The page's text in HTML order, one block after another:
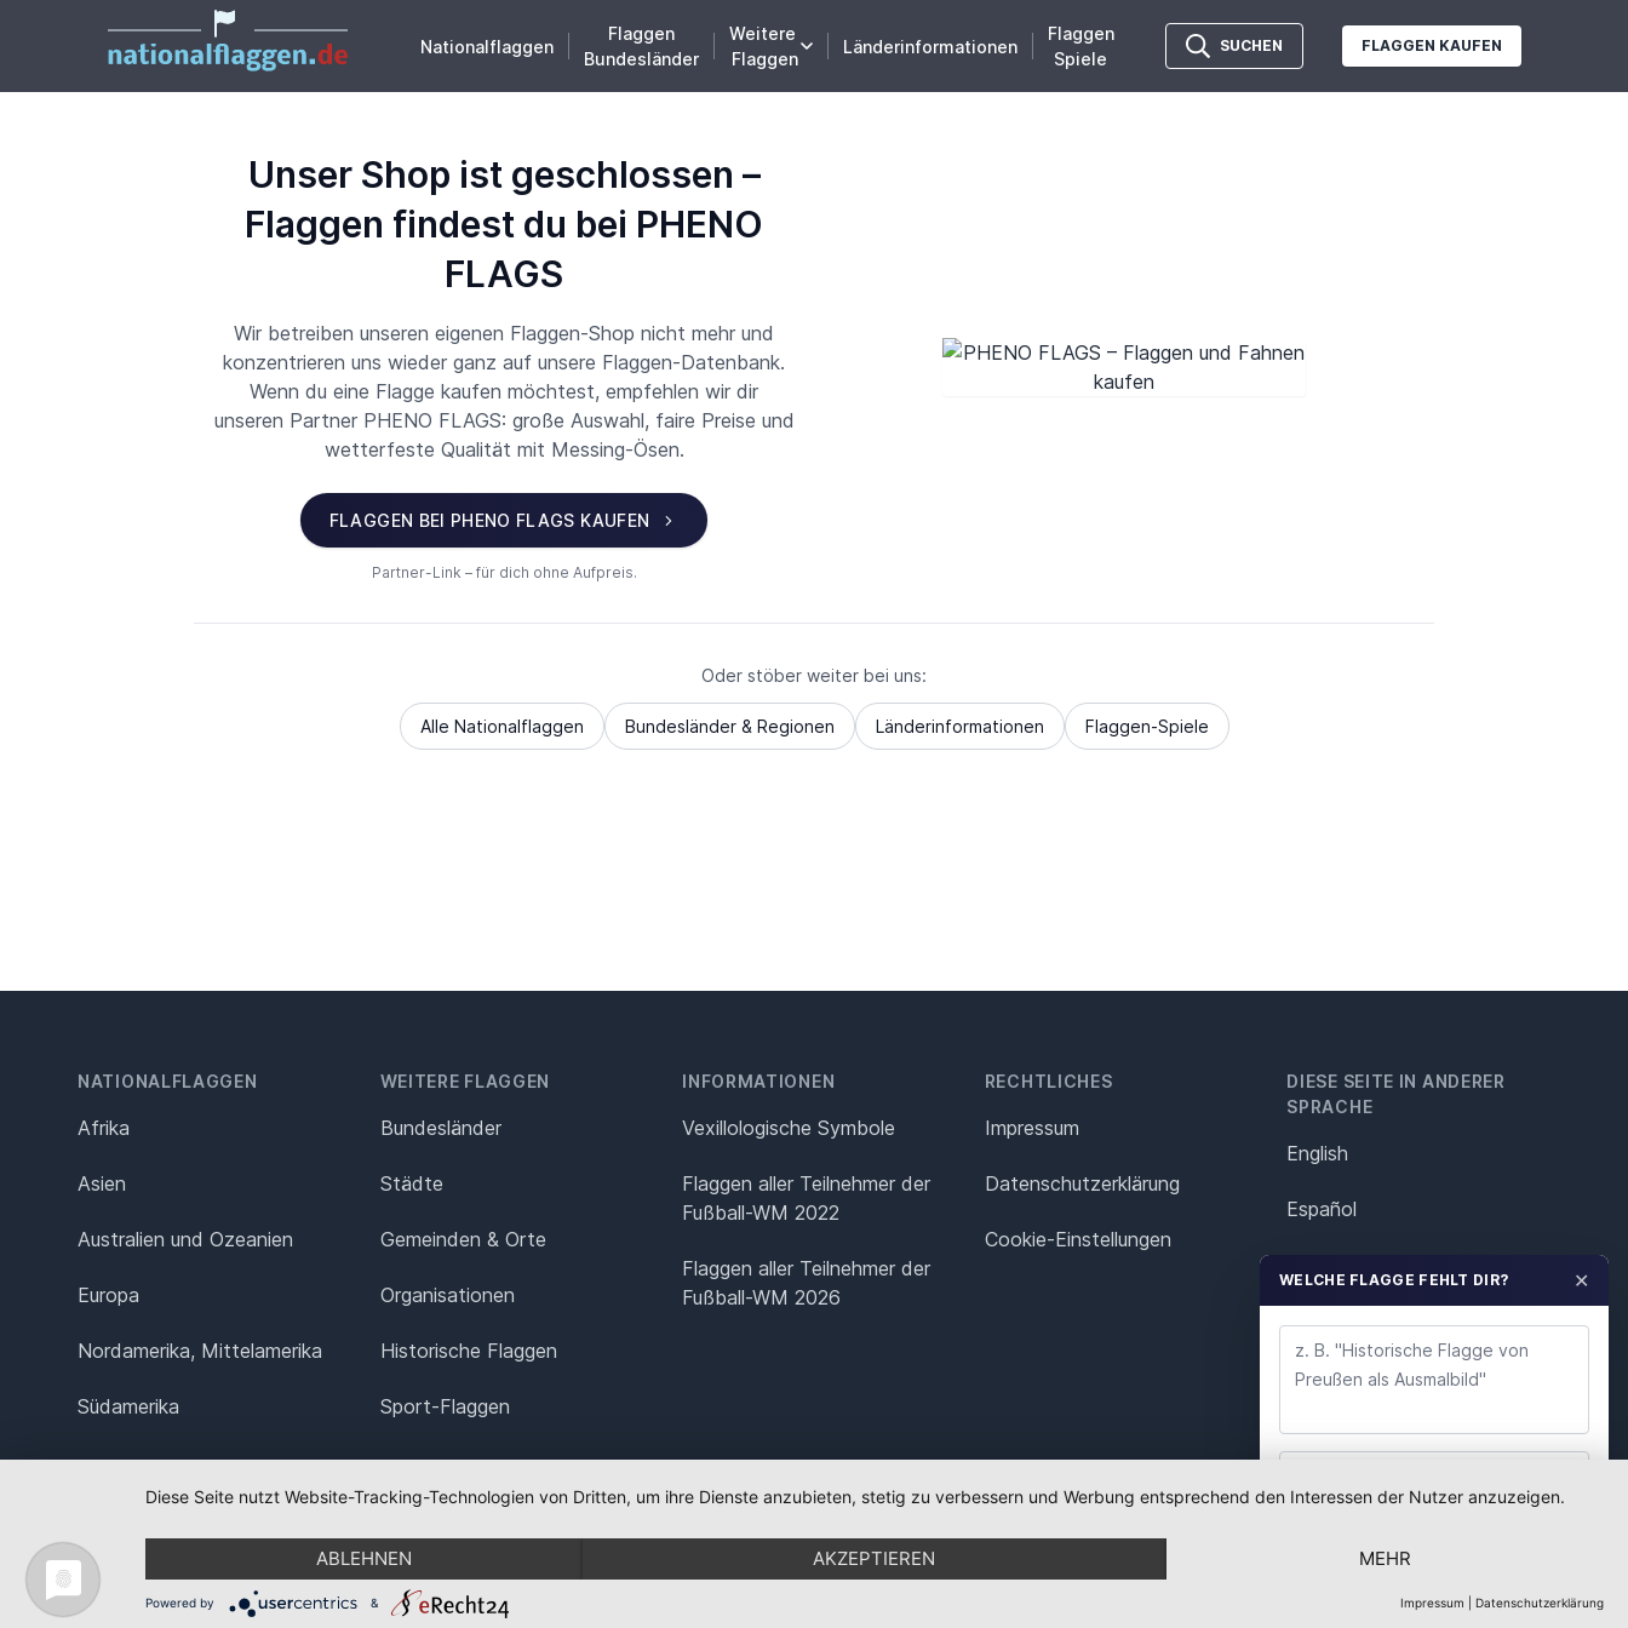
Nationalflaggen
Flaggen
Bundesländer
Weitere
Flaggen
Länderinformationen
Flaggen
Spiele
SUCHEN FLAGGEN KAUFEN
Unser Shop ist geschlossen –
Flaggen findest du bei PHENO
FLAGS
Wir betreiben unseren eigenen Flaggen-Shop nicht mehr und
konzentrieren uns wieder ganz auf unsere Flaggen-Datenbank.
Wenn du eine Flagge kaufen möchtest, empfehlen wir dir
unseren Partner PHENO FLAGS: große Auswahl, faire Preise und
wetterfeste Qualität mit Messing-Ösen.
FLAGGEN BEI PHENO FLAGS KAUFEN
Partner-Link – für dich ohne Aufpreis.
Oder stöber weiter bei uns:
Alle Nationalflaggen Bundesländer & Regionen Länderinformationen Flaggen-Spiele
NATIONALFLAGGEN
Afrika
Asien
Australien und Ozeanien
Europa
Nordamerika, Mittelamerika
Südamerika
WEITERE FLAGGEN
Bundesländer
Städte
Gemeinden & Orte
Organisationen
Historische Flaggen
Sport-Flaggen
INFORMATIONEN
Vexillologische Symbole
Flaggen aller Teilnehmer der
Fußball-WM 2022
Flaggen aller Teilnehmer der
Fußball-WM 2026
RECHTLICHES
Impressum
Datenschutz­erklärung
Cookie-Einstellungen
DIESE SEITE IN ANDERER
SPRACHE
English
Español
Italiano
Polska
Português
Nederlands
WELCHE FLAGGE FEHLT DIR? ✕
Diese Seite nutzt Website-Tracking-Technologien von Dritten, um ihre Dienste anzubieten, stetig zu verbessern und Werbung entsprechend den Interessen der Nutzer anzuzeigen.
ABLEHNEN AKZEPTIEREN MEHR
Powered by & Impressum Datenschutzerklärung